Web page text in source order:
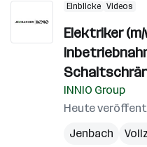
Einblicke Videos
Elektriker
INNIO Group
Heute
Jenbach